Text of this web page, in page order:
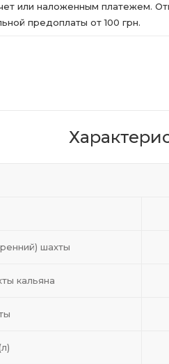
или наложенным платежем.
предоплаты от 100 грн.
шахты
кальяна